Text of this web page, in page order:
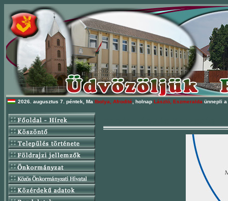
2026. augusztus 7. péntek, Ma Ibolya, Afrodité , holnap László, Eszmeralda ünnepli